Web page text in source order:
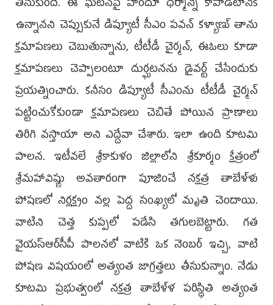
ఉన్నానని చెప్పుకునే డిప్యూటీ సీఎం పవన్ కళ్యాణ్ తాను
క్షమాపణలు చెబుతున్నాను, టీటీడీ చైర్మన్, ఈఓలు కూడా
క్షమాపణలు చెప్పాలంటూ దుర్ఘటనను డైవర్ట్‌ చేసేందుకు
ప్రయత్నించారు. కనీసం డిప్యూటీ సీఎంను టీటీడీ చైర్మన్
పట్టించుకోకుండా క్షమాపణలు చెబితే పోయిన ప్రాణాలు
తిరిగి వస్తాయా అని ఎద్దేవా చేశారు. ఇలా ఉంది కూటమి
పాలన. ఇటీవలే శ్రీకాకుళం జిల్లాలోని శ్రీకూర్మం క్షేత్రంలో
శ్రీమహావిష్ణు అవతారంగా పూజించే నక్షత్ర తాబేళ్ళు
పోషణలో నిర్లక్ష్యం వల్ల పెద్ద సంఖ్యలో మృతి చెందాయి.
వాటిని చెత్త కుప్పలో పడేసి తగులబెట్టారు. గత
వైయస్ఆర్‌సీపీ పాలనలో వాటికి ఒక నెంబర్ ఇచ్చి, వాటి
పోషణ విషయంలో అత్యంత జాగ్రత్తలు తీసుకున్నాం. నేడు
కూటమి ప్రభుత్వంలో నక్షత్ర తాబేళ్ళ పరిస్థితి అత్యంత